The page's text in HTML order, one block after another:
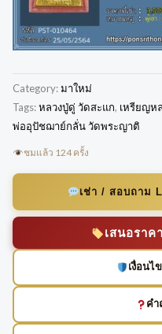
Category:มาใหม่
Tags:หลวงปู่ดู่ วัดสะแก, เหรียญห
พ่ออุปัชฌาย์กลั่น วัดพระญาติ
ชมแล้ว 124 ครั้ง
เช่า / สอบถาม
เสนอราค
เงื่อนไ
คำ